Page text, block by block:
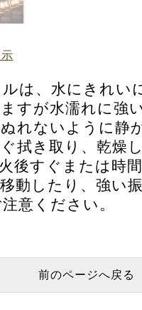
は、水にきれい
すが水濡れに強
れないように静
拭き取り、乾燥
後すぐまたは時
動したり、強い
意ください。